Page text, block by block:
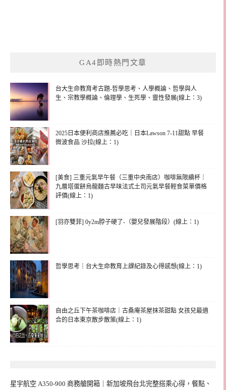
GA4即時熱門文章
台大生命教育考古題-哲學思考、人學概論、哲學與人
生、宗教學概論、倫理學、生死學、靈性發展(線上：3)
2025日本便利商店推薦必吃｜日本Lawson 7-11甜點 早餐
微波食品 沙拉(線上：1)
[美食] 三重元氣早午餐（三重中央南店）咖啡無限續杯｜
九層塔蛋餅烏龍麵古早味法式土司元氣早餐輕食菜單價格
評價(線上：1)
[羽亦雙菲] 0y2m脖子硬了-（嬰兒發展階段）(線上：1)
哲學思考｜台大生命教育上課紀錄及心得感想(線上：1)
自由之丘下午茶咖啡店｜古桑庵茶屋抹茶甜點 女孩兒最適
合的日本東京散步散策(線上：1)
星宇航空 A350-900 商務艙開箱｜新加坡飛台北完整搭乘心得，餐點、